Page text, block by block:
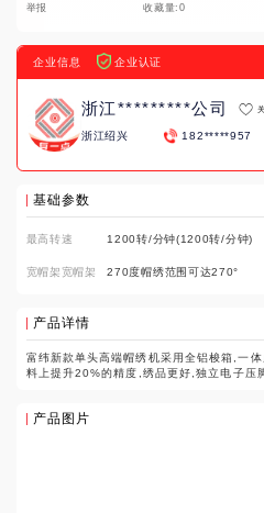
举报 收藏量:0
企业信息 企业认证
浙江*********公司
浙江绍兴 182*****957
基础参数
最高转速 1200转/分钟(1200转/分钟)
宽帽架宽帽架 270度帽绣范围可达270°
产品详情
富纬新款单头高端帽绣机采用全铝梭箱,一
料上提升20%的精度,绣品更好,独立电子压
产品图片